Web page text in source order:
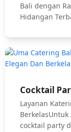
Bali dengan
Hidangan
Cocktail
Layanan
cocktail party